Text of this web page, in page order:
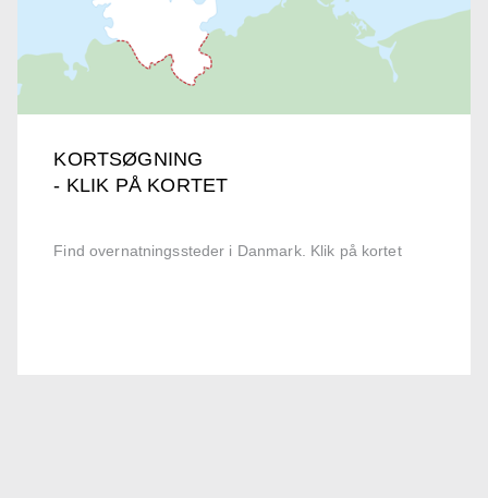
KORTSØGNING
- KLIK PÅ KORTET
Find overnatningssteder i Danmark. Klik på kortet